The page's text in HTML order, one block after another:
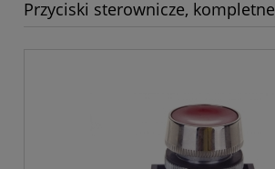
Przyciski sterownicze, kompletne